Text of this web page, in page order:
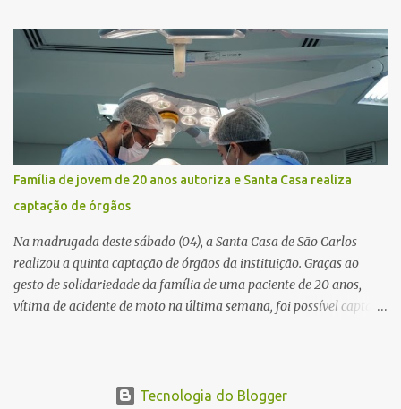
começado dentro do estabelecimento e se estendido para a área
externa, quando dois homens armados passaram a efetuar
diversos disparos. Duas vítimas morreram ainda no local. Outras
três pessoas foram baleadas e socorridas. Até o momento, não
foram divulgadas informações oficiais sobre o estado de saúde dos
feridos. Equipes da Polícia Militar de Santa Gertrudes atenderam a
ocorrência e isolaram a área para o trabalho da perícia. Até a
última atualização, nenhum suspeito havia sido preso. A Polícia
Civil investigará a motivação da briga, a autoria dos disparos e as
circunstâncias do crime. A ocorrência segue em anda...
Família de jovem de 20 anos autoriza e Santa Casa realiza
captação de órgãos
Na madrugada deste sábado (04), a Santa Casa de São Carlos
realizou a quinta captação de órgãos da instituição. Graças ao
gesto de solidariedade da família de uma paciente de 20 anos,
vítima de acidente de moto na última semana, foi possível captar o
equipe responsável pela captação do coração chegou a São Carlos
Tecnologia do Blogger